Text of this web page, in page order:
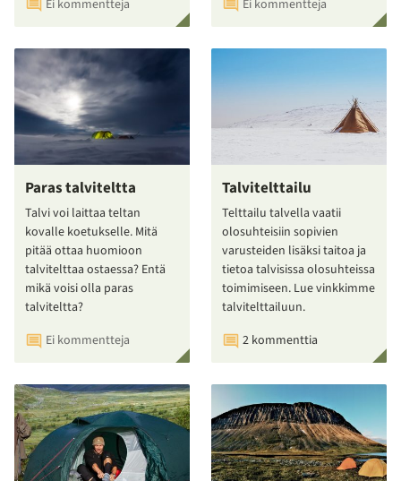
Ei kommentteja
Ei kommentteja
Paras talviteltta
Talvi voi laittaa teltan
kovalle koetukselle. Mitä
pitää ottaa huomioon
talvitelttaa ostaessa? Entä
mikä voisi olla paras
talviteltta?
Ei kommentteja
Talvitelttailu
Telttailu talvella vaatii
olosuhteisiin sopivien
varusteiden lisäksi taitoa ja
tietoa talvisissa olosuhteissa
toimimiseen. Lue vinkkimme
talvitelttailuun.
2 kommenttia